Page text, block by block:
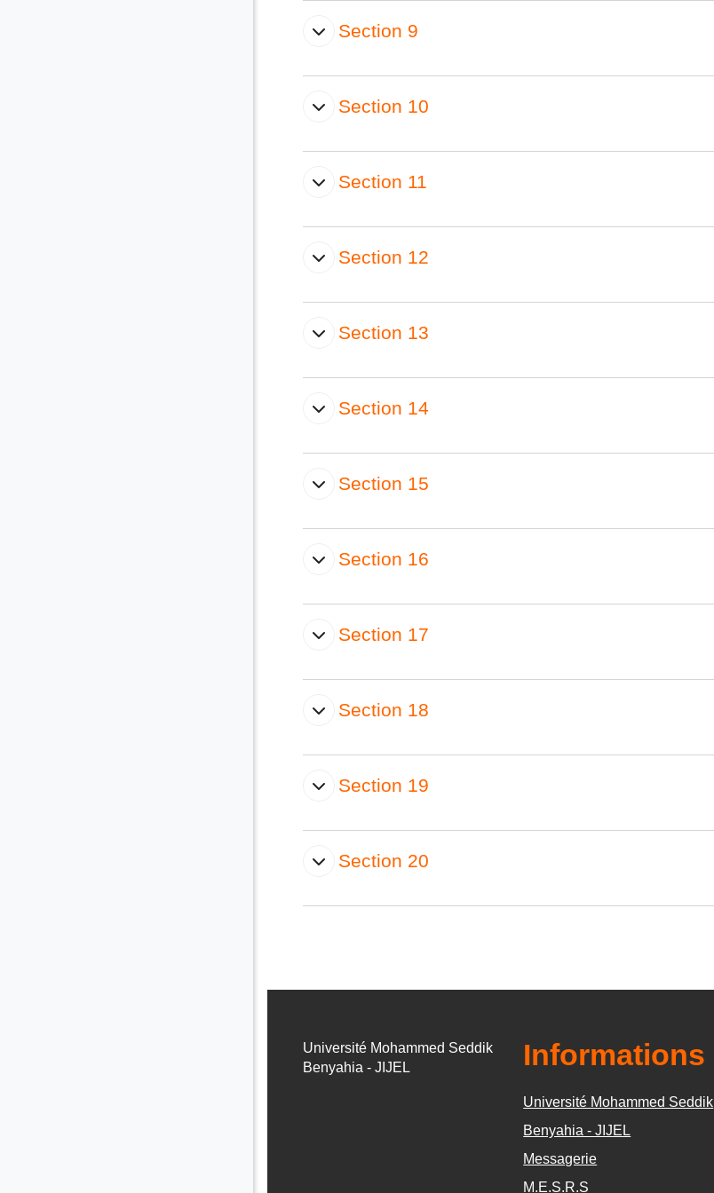
Section 9
Section 10
Section 11
Section 12
Section 13
Section 14
Section 15
Section 16
Section 17
Section 18
Section 19
Section 20
Université Mohammed Seddik
Benyahia - JIJEL
Informations
Université Mohammed Seddik
Benyahia - JIJEL
Messagerie
M.E.S.R.S